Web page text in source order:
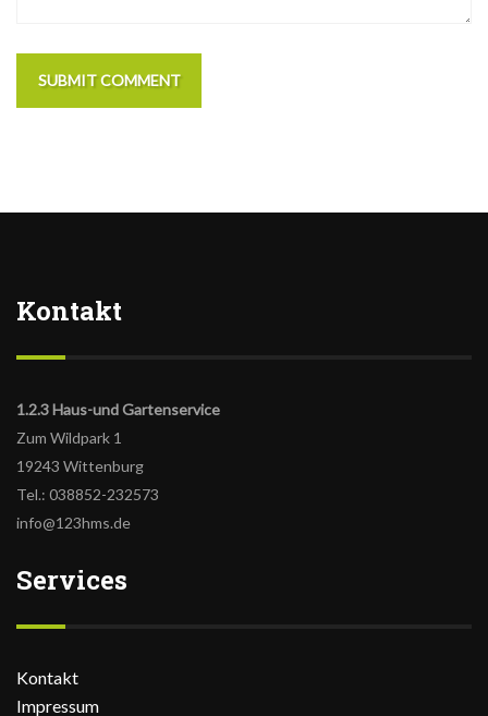
SUBMIT COMMENT
Kontakt
1.2.3 Haus-und Gartenservice
Zum Wildpark 1
19243 Wittenburg
Tel.: 038852-232573
info@123hms.de
Services
Kontakt
Impressum